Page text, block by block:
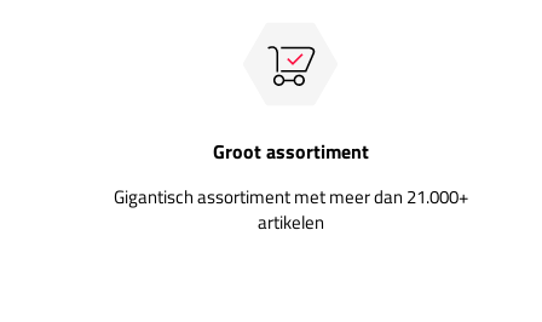
Groot assortiment
Gigantisch assortiment met meer dan 21.000+
artikelen